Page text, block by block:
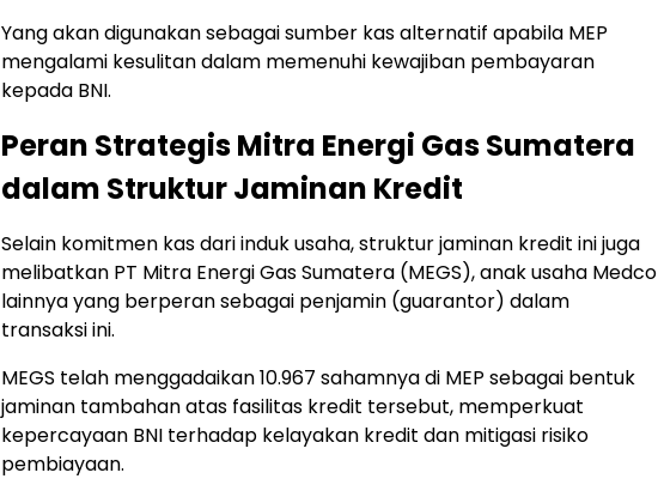
Yang akan digunakan sebagai sumber kas alternatif apabila MEP
mengalami kesulitan dalam memenuhi kewajiban pembayaran
kepada BNI.
Peran Strategis Mitra Energi Gas Sumatera
dalam Struktur Jaminan Kredit
Selain komitmen kas dari induk usaha, struktur jaminan kredit ini juga
melibatkan PT Mitra Energi Gas Sumatera (MEGS), anak usaha Medco
lainnya yang berperan sebagai penjamin (guarantor) dalam
transaksi ini.
MEGS telah menggadaikan 10.967 sahamnya di MEP sebagai bentuk
jaminan tambahan atas fasilitas kredit tersebut, memperkuat
kepercayaan BNI terhadap kelayakan kredit dan mitigasi risiko
pembiayaan.